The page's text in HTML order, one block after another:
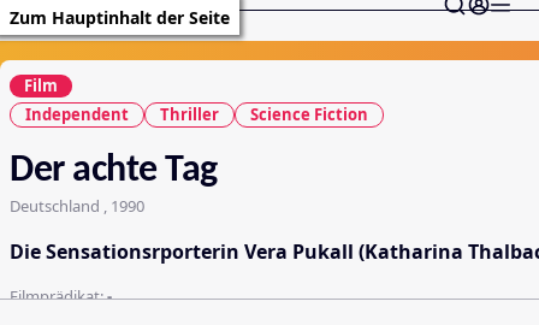
Zum Hauptinhalt der Seite
Film
Independent
Thriller Science Fiction
Der achte Tag
Deutschland , 1990
Die Sensationsrporterin Vera Pukall (Katharina
Filmprädikat:-